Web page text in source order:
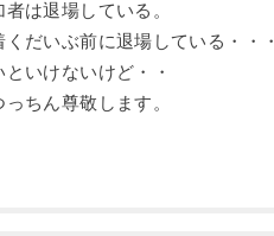
は退場している。
だいぶ前に退場している・・・
いけないけど・・
ちん尊敬します。